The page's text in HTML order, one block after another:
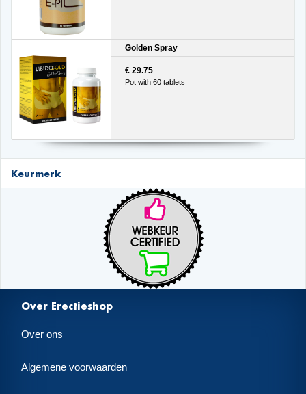
Golden Spray
€ 29.75
Pot with 60 tablets
Keurmerk
Over Erectieshop
Over ons
Algemene voorwaarden